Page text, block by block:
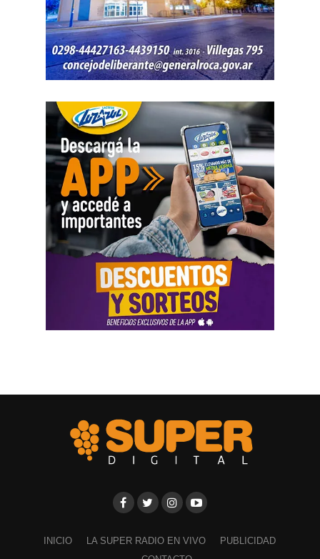
procedencia.
Por disposición de la Fiscalía de turno, ambos hombres
permanecen detenidos en el marco de una causa por
INICIO LA SUPER RADIO EN VIVO
PUBLICIDAD